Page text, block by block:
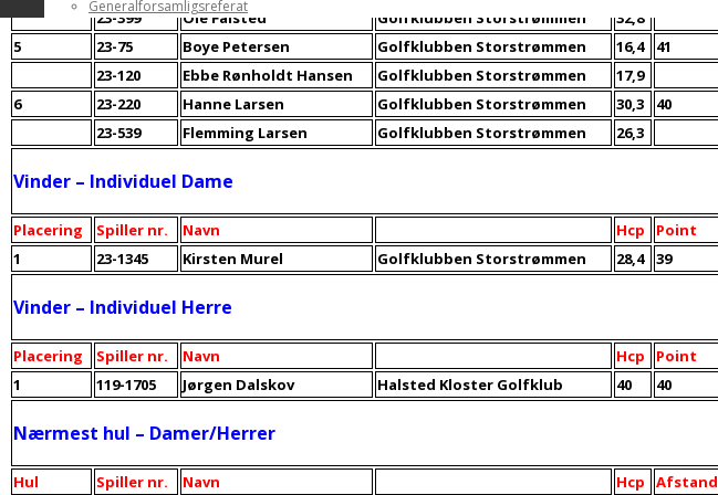
Generalforsamligsreferat
23-399
Ole Falsted Golfklubben Storstrømmen
32,8
5
23-75 Boye Petersen Golfklubben Storstrømmen 16,4
41
23-120
Ebbe Rønholdt Hansen Golfklubben Storstrømmen
17,9
6
23-220 Hanne Larsen Golfklubben Storstrømmen 30,3
40
23-539
Flemming Larsen Golfklubben Storstrømmen 26,3
Vinder – Individuel Dame
Placering Spiller nr. Navn Hcp
Point
1
23-1345 Kirsten Murel Golfklubben Storstrømmen 28,4 39
Vinder – Individuel Herre
Placering Spiller nr. Navn Hcp
Point
1
119-1705 Jørgen Dalskov Halsted Kloster Golfklub 40 40
Nærmest hul – Damer/Herrer
Hul Spiller nr. Navn Hcp Afstand